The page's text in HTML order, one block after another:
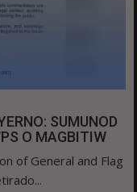
SUMUNOD
O MAGBITIW
of General and Flag